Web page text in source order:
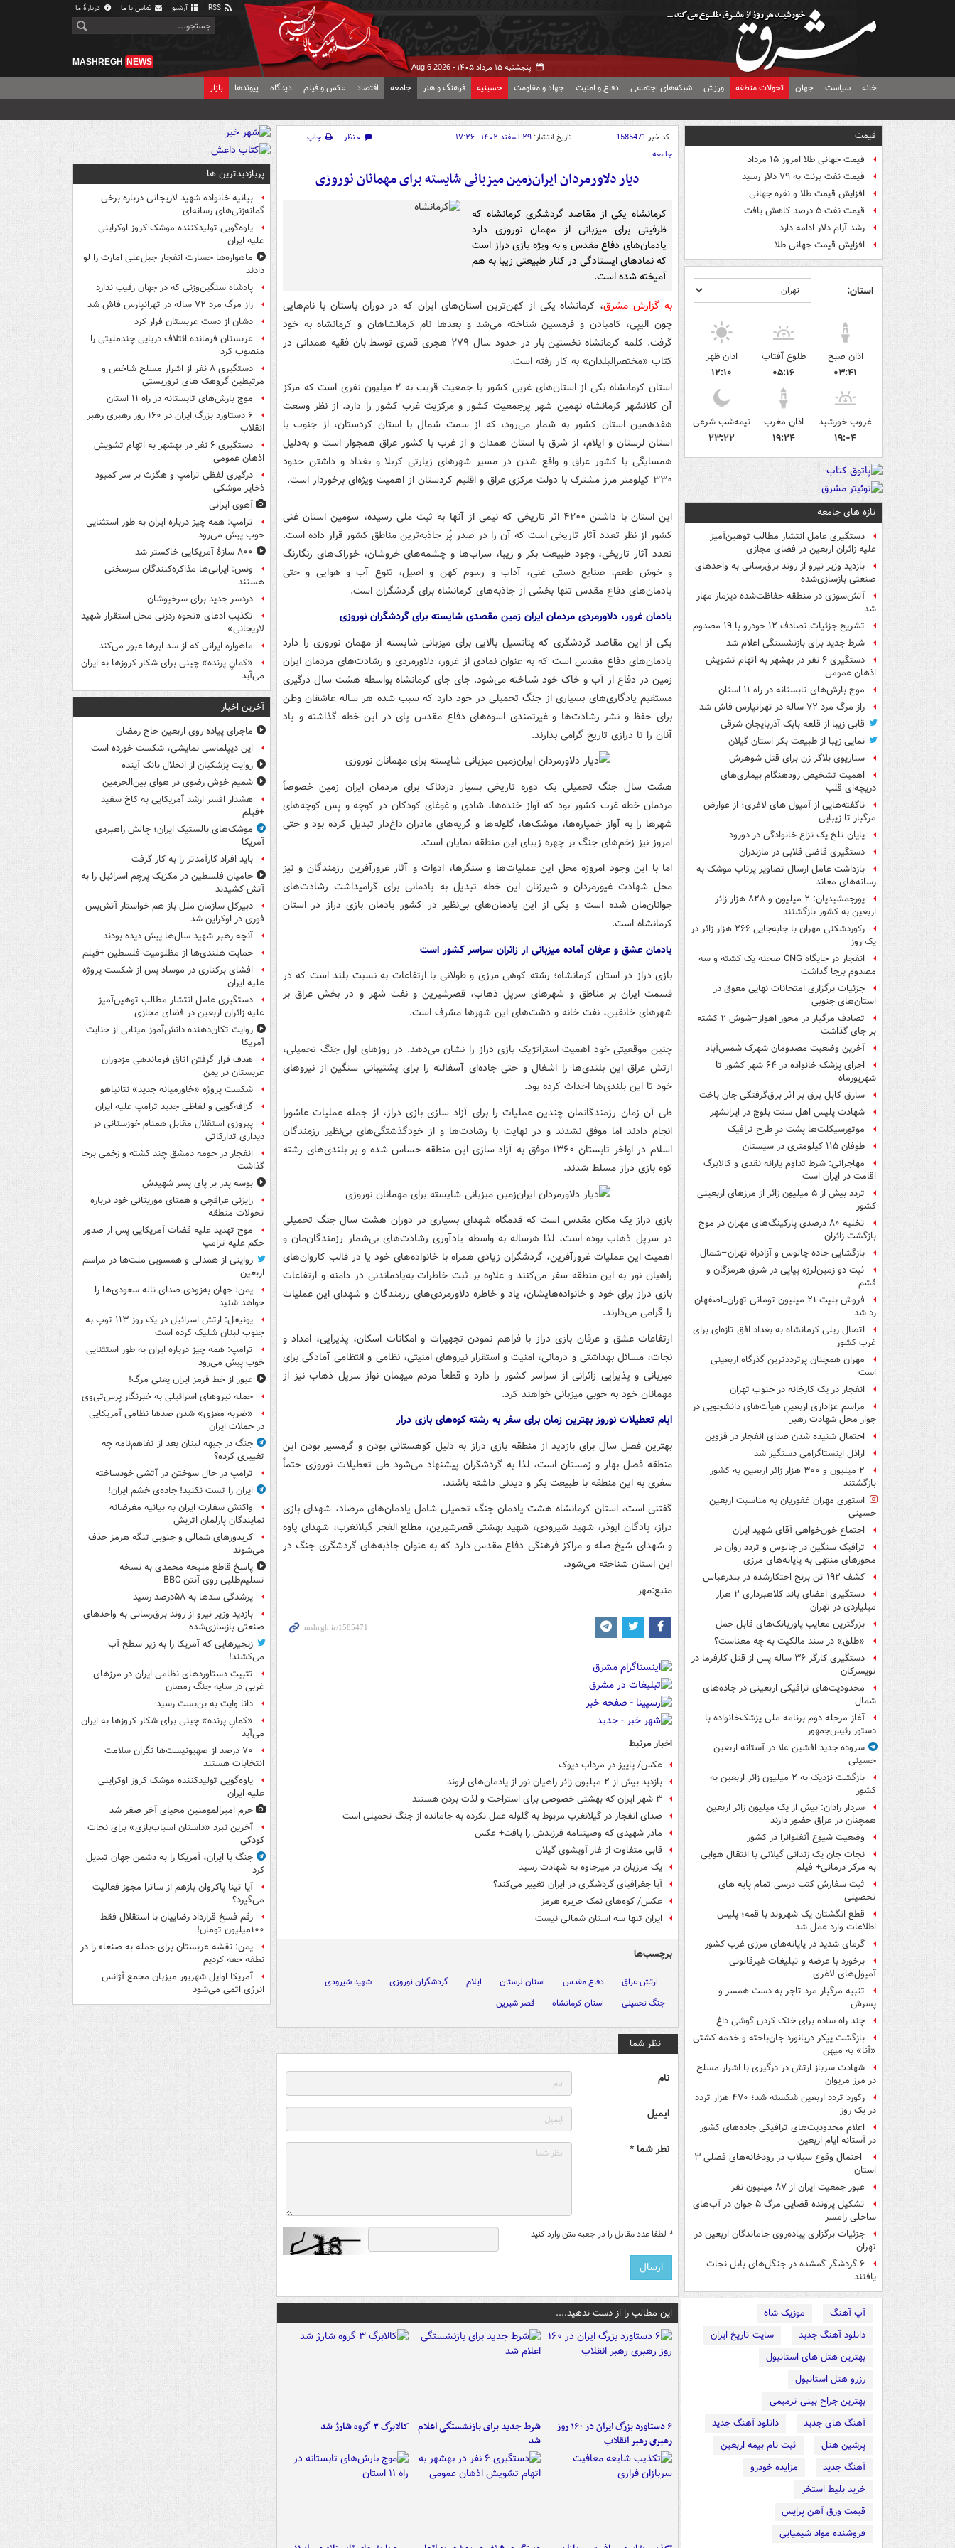
آرشیو تماس با ما دربارهٔ ما
پنجشنبه ۱۵ مرداد ۱۴۰۵ - Aug 6 2026
MASHREGH NEWS
خانه سیاست جهان تحولات منطقه ورزش شبکه‌های اجتماعی دفاع و امنیت جهاد و مقاومت حسینیه فرهنگ و هنر جامعه اقتصاد عکس و فیلم دیدگاه پیوندها بازار
قیمت
قیمت جهانی طلا امروز ۱۵ مرداد
قیمت نفت برنت به ۷۹ دلار رسید
افزایش قیمت طلا و نقره جهانی
قیمت نفت ۵ درصد کاهش یافت
رشد آرام دلار ادامه دارد
افزایش قیمت جهانی طلا
استان:
اذان صبح
۰۳:۴۱
طلوع آفتاب
۰۵:۱۶
اذان ظهر
۱۲:۱۰
غروب خورشید
۱۹:۰۴
اذان مغرب
۱۹:۲۴
نیمه‌شب شرعی
۲۳:۲۲
تازه های جامعه
دستگیری عامل انتشار مطالب توهین‌آمیز
علیه زائران اربعین در فضای مجازی
بازدید وزیر نیرو از روند برق‌رسانی به واحدهای
صنعتی بازسازی‌شده
آتش‌سوزی در منطقه حفاظت‌شده دیزمار مهار
شد
تشریح جزئیات تصادف ۱۲ خودرو با ۱۹ مصدوم
شرط جدید برای بازنشستگی اعلام شد
دستگیری ۶ نفر در بهشهر به اتهام تشویش
اذهان عمومی
موج بارش‌های تابستانه در راه ۱۱ استان
راز مرگ مرد ۷۲ ساله در تهرانپارس فاش شد
قابی زیبا از قلعه بابک آذربایجان شرقی
نمایی زیبا از طبیعت بکر استان گیلان
سناریوی بلاگر زن برای قتل شوهرش
اهمیت تشخیص زودهنگام بیماری‌های
دریچه‌ای قلب
ناگفته‌هایی از آمپول های لاغری؛ از عوارض
مرگبار تا زیبایی
پایان تلخ یک نزاع خانوادگی در دورود
دستگیری قاضی قلابی در مازندران
بازداشت عامل ارسال تصاویر پرتاب موشک به
رسانه‌های معاند
پورجمشیدیان: ۲ میلیون و ۸۲۸ هزار زائر
اربعین به کشور بازگشتند
رکوردشکنی مهران با جابه‌جایی ۲۶۶ هزار زائر در
یک روز
انفجار در جایگاه CNG صحنه یک کشته و سه
مصدوم برجا گذاشت
جزئیات برگزاری امتحانات نهایی معوق در
استان‌های جنوبی
تصادف مرگبار در محور اهواز–شوش ۲ کشته
بر جای گذاشت
آخرین وضعیت مصدومان شهرک شمس‌آباد
اجرای پزشک خانواده در ۶۴ شهر کشور تا
شهریورماه
سارق کابل برق بر اثر برق‌گرفتگی جان باخت
شهادت پلیس اهل سنت بلوچ در ایرانشهر
موتورسیکلت‌ها پشت درِ طرح ترافیک
طوفان ۱۱۵ کیلومتری در سیستان
مهاجرانی: شرط تداوم یارانه نقدی و کالابرگ
اقامت در ایران است
تردد بیش از ۵ میلیون زائر از مرزهای اربعینی
کشور
تخلیه ۸۰ درصدی پارکینگ‌های مهران در موج
بازگشت زائران
بازگشایی جاده چالوس و آزادراه تهران–شمال
ثبت دو زمین‌لرزه پیاپی در شرق هرمزگان و
قشم
فروش بلیت ۲۱ میلیون تومانی تهران_اصفهان
رد شد
اتصال ریلی کرمانشاه به بغداد افق تازه‌ای برای
غرب کشور
مهران همچنان پرترددترین گذرگاه اربعینی
است
انفجار در یک کارخانه در جنوب تهران
مراسم عزاداری اربعینِ هیأت‌های دانشجویی در
جوار محل شهادت رهبر
احتمال شنیده شدن صدای انفجار در قزوین
اراذل اینستاگرامی دستگیر شد
۲ میلیون و ۳۰۰ هزار زائر اربعین به کشور
بازگشتند
استوری مهران غفوریان به مناسبت اربعین
حسینی
اجتماع خون‌خواهی آقای شهید ایران
ترافیک سنگین در چالوس و تردد روان در
محورهای منتهی به پایانه‌های مرزی
کشف ۱۹۲ تن برنج احتکارشده در بندرعباس
دستگیری اعضای باند کلاهبرداری ۲ هزار
میلیاردی در تهران
بزرگترین معایب پاوربانک‌های قابل حمل
«طلق» در سند مالکیت به چه معناست؟
دستگیری کارگر ۳۶ ساله پس از قتل کارفرما در
تویسرکان
محدودیت‌های ترافیکی اربعینی در جاده‌های
شمال‌
آغاز مرحله دوم برنامه ملی پزشک‌خانواده با
دستور رئیس‌جمهور
سروده جدید افشین علا در آستانه اربعین
حسینی
بازگشت نزدیک به ۲ میلیون زائر اربعین به
کشور
سردار رادان: بیش از یک میلیون زائر اربعین
همچنان در عراق حضور دارند
وضعیت شیوع آنفلوانزا در کشور
نجات جان یک زندانی گیلانی با انتقال هوایی
به مرکز درمانی+ فیلم
ثبت سفارش کتب درسی تمام پایه های
تحصیلی
قطع انگشتان یک شهروند با قمه؛ پلیس
اطلاعات وارد عمل شد
گرمای شدید در پایانه‌های مرزی غرب کشور
برخورد با عرضه و تبلیغات غیرقانونی
آمپول‌های لاغری
تنبیه مرگبار مرد تاجر به دست همسر و
پسرش
چند راه‌ ساده برای خنک کردن گوشی داغ
بازگشت پیکر دریانورد جان‌باخته و خدمه کشتی
«آنا» به میهن
شهادت سرباز ارتش در درگیری با اشرار مسلح
در مرز مریوان
رکورد تردد اربعین شکسته شد؛ ۴۷۰ هزار تردد
در یک روز
اعلام محدودیت‌های ترافیکی جاده‌های کشور
در آستانه ایام اربعین
احتمال وقوع سیلاب در رودخانه‌های فصلی ۳
استان
عبور جمعیت ایران از ۸۷ میلیون نفر
تشکیل پرونده قضایی مرگ ۵ جوان در آب‌های
ساحلی رامسر
جزئیات برگزاری پیاده‌روی جاماندگان اربعین در
تهران
۶ گردشگر گمشده در جنگل‌های بابل نجات
یافتند
آپ آهنگ
موزیک شاه
دانلود آهنگ جدید
سایت تاریخ ایران
بهترین هتل های استانبول
رزرو هتل استانبول
بهترین جراح بینی ترمیمی
آهنگ های جدید
دانلود آهنگ جدید
پرشین هتل
ثبت نام بیمه اربعین
آهنگ جدید
مزایده خودرو
خرید بلیط استخر
قیمت ورق آهن پرایس
فروشنده مواد شیمیایی
کد خبر 1585471 تاریخ انتشار: ۲۹ اسفند ۱۴۰۲ - ۱۷:۲۶ ۰ نظر
چاپ
جامعه
دیار دلاورمردان ایران‌زمین میزبانی شایسته برای مهمانان نوروزی
کرمانشاه یکی از مقاصد گردشگری کرمانشاه که
ظرفیتی برای میزبانی از مهمان نوروزی دارد
یادمان‌های دفاع مقدس و به ویژه بازی دراز است
که نمادهای ایستادگی در کنار طبیعتی زیبا به هم
آمیخته شده است.
به گزارش مشرق، کرمانشاه یکی از کهن‌ترین استان‌های ایران که در دوران باستان با نام‌هایی
چون الیپی، کامبادن و قرمسین شناخته می‌شد و بعدها نام کرمانشاهان و کرمانشاه به خود
گرفت. کلمه کرمانشاه نخستین بار در حدود سال ۲۷۹ هجری قمری توسط بان فقیه همدانی در
کتاب «مختصرالبلدان» به کار رفته است.
استان کرمانشاه یکی از استان‌های غربی کشور با جمعیت قریب به ۲ میلیون نفری است که مرکز
آن کلانشهر کرمانشاه نهمین شهر پرجمعیت کشور و مرکزیت غرب کشور را دارد. از نظر وسعت
هفدهمین استان کشور به شمار می‌رود، که از سمت شمال با استان کردستان، از جنوب با
استان لرستان و ایلام، از شرق با استان همدان و از غرب با کشور عراق همجوار است و به‌دلیل
همسایگی با کشور عراق و واقع شدن در مسیر شهرهای زیارتی کربلا و بغداد و داشتن حدود
۳۳۰ کیلومتر مرز مشترک با دولت مرکزی عراق و اقلیم کردستان از اهمیت ویژه‌ای برخوردار است.
این استان با داشتن ۴۲۰۰ اثر تاریخی که نیمی از آنها به ثبت ملی رسیده، سومین استان غنی
کشور از نظر تعدد آثار تاریخی است که آن را در صدر پُر جاذبه‌ترین مناطق کشور قرار داده است.
تعدد آثار تاریخی، وجود طبیعت بکر و زیبا، سراب‌ها و چشمه‌های خروشان، خوراک‌های رنگارنگ
و خوش طعم، صنایع دستی غنی، آداب و رسوم کهن و اصیل، تنوع آب و هوایی و حتی
یادمان‌های دفاع مقدس تنها بخشی از جاذبه‌های کرمانشاه برای گردشگران است.
یادمان غرور، دلاورمردی مردمان ایران زمین مقصدی شایسته برای گردشگران نوروزی
یکی از این مقاصد گردشگری که پتانسیل بالایی برای میزبانی شایسته از مهمان نوروزی را دارد
یادمان‌های دفاع مقدس است که به عنوان نمادی از غرور، دلاورمردی و رشادت‌های مردمان ایران
زمین در دفاع از آب و خاک خود شناخته می‌شود. جای جای کرمانشاه بواسطه هشت سال درگیری
مستقیم یادگاری‌های بسیاری از جنگ تحمیلی در خود دارد که سبب شده هر ساله عاشقان وطن
برای حفظ و نشر رشادت‌ها و غیرتمندی اسوه‌های دفاع مقدس پای در این خطه گذاشته و یاد
آنان را تا درازی تاریخ گرامی بدارند.
هشت سال جنگ تحمیلی یک دوره تاریخی بسیار دردناک برای مردمان ایران زمین خصوصاً
مردمان خطهغرب کشور بود که آواز خنده‌ها، شادی و غوغای کودکان در کوچه و پس کوچه‌های
شهرها را به آواز خمپاره‌ها، موشک‌ها، گلوله‌ها و گریه‌های مادران داغ‌دار تبدیل کرده بود و حتی
امروز نیز زخم‌های جنگ بر چهره زیبای این منطقه نمایان است.
اما با این وجود امروزه محل این عملیات‌ها و سنگرها، ادوات و آثار غرورآفرین رزمندگان و نیز
محل شهادت غیورمردان و شیرزنان این خطه تبدیل به یادمانی برای گرامیداشت رشادت‌های
جوانان‌مان شده است و یکی از این یادمان‌های بی‌نظیر در کشور یادمان بازی دراز در استان
کرمانشاه است.
یادمان عشق و عرفان آماده میزبانی از زائران سراسر کشور است
بازی دراز در استان کرمانشاه؛ رشته کوهی مرزی و طولانی با ارتفاعات به نسبت بلند است که در
قسمت ایران بر مناطق و شهرهای سرپل ذهاب، قصرشیرین و نفت شهر و در بخش عراق بر
شهرهای خانقین، نفت خانه و دشت‌های این شهرها مشرف است.
چنین موقعیتی خود اهمیت استراتژیک بازی دراز را نشان می‌دهد. در روزهای اول جنگ تحمیلی،
ارتش عراق این بلندی‌ها را اشغال و حتی جاده‌ای آسفالته را برای پشتیبانی سنگین از نیروهای
خود تا این بلندی‌ها احداث کرده بود.
طی آن زمان رزمندگانمان چندین عملیات را برای آزاد سازی بازی دراز، از جمله عملیات عاشورا
انجام دادند اما موفق نشدند و در نهایت با رشادت‌ها و از خودگذشتگی‌های بی‌نظیر رزمندگان
اسلام در اواخر تابستان ۱۳۶۰ موفق به آزاد سازی این منطقه حساس شده و بر بلندی‌های رشته
کوه بازی دراز مسلط شدند.
بازی دراز یک مکان مقدس است که قدمگاه شهدای بسیاری در دوران هشت سال جنگ تحمیلی
در سرپل ذهاب بوده است، لذا هرساله به واسطه یادآوری رشادت‌های بی‌شمار رزمندگان‌مان و
اهمیت این عملیات غرورآفرین، گردشگران زیادی همراه با خانواده‌های خود یا در قالب کاروان‌های
راهیان نور به این منطقه سفر می‌کنند و علاوه بر ثبت خاطرات به‌یادماندنی در دامنه و ارتفاعات
بازی دراز برای خود و خانواده‌هایشان، یاد و خاطره دلاورمردی‌های رزمندگان و شهدای این عملیات
را گرامی می‌دارند.
ارتفاعات عشق و عرفان بازی دراز با فراهم نمودن تجهیزات و امکانات اسکان، پذیرایی، امداد و
نجات، مسائل بهداشتی و درمانی، امنیت و استقرار نیروهای امنیتی، نظامی و انتظامی آمادگی برای
میزبانی و پذیرایی زائرانی از سراسر کشور را دارد و قطعاً مردم میهمان نواز سرپل ذهاب نیز از
مهمانان خود به خوبی میزبانی خواهند کرد.
ایام تعطیلات نوروز بهترین زمان برای سفر به رشته کوه‌های بازی دراز
بهترین فصل سال برای بازدید از منطقه بازی دراز به دلیل کوهستانی بودن و گرمسیر بودن این
منطقه فصل بهار و زمستان است، لذا به گردشگران پیشنهاد می‌شود طی تعطیلات نوروزی حتماً
سفری به این منطقه با طبیعت بکر و دیدنی داشته باشند.
گفتنی است، استان کرمانشاه هشت یادمان جنگ تحمیلی شامل یادمان‌های مرصاد، شهدای بازی
دراز، پادگان ابوذر، شهید شیرودی، شهید بهشتی قصرشیرین، مطلع الفجر گیلانغرب، شهدای پاوه
و شهدای شیخ صله و مراکز فرهنگی دفاع مقدس دارد که به عنوان جاذبه‌های گردشگری جنگ در
این استان شناخته می‌شود.
منبع:مهر
اخبار مرتبط
عکس/ پاییز در مرداب دیوک
بازدید بیش از ۲ میلیون زائر راهیان نور از یادمان‌های اروند
۳ شهر ایران که بهشتی خصوصی برای استراحت و لذت بردن هستند
صدای انفجار در گیلانغرب مربوط به گلوله عمل نکرده به جامانده از جنگ تحمیلی است
مادر شهیدی که وصیتنامه فرزندش را بافت+ عکس
قابی متفاوت از غار آویشوی گیلان
یک مرزبان در میرجاوه به شهادت رسید
آیا جغرافیای گردشگری در ایران تغییر می‌کند؟
عکس/ کوه‌های نمک جزیره هرمز
ایران تنها سه استان شمالی نیست
برچسب‌ها
ارتش عراق دفاع مقدس استان لرستان ایلام گردشگران نوروزی
شهید شیرودی
جنگ تحمیلی
استان کرمانشاه قصر شیرین
نظر شما
نام
ایمیل
نظر شما *
* لطفا عدد مقابل را در جعبه متن وارد کنید
این مطالب را از دست ندهید....
۶ دستاورد بزرگ ایران در ۱۶۰ روز
رهبری رهبر انقلاب
شرط جدید برای بازنشستگی اعلام
شد
کالابرگ ۳ گروه شارژ شد
پربازدیدترین ها
بیانیه خانواده شهید لاریجانی درباره برخی
گمانه‌زنی‌های رسانه‌ای
یاوه‌گویی تولیدکننده موشک کروز اوکراینی
علیه ایران
ماهواره‌ها خسارت انفجار جبل‌علی امارت را لو
دادند
پادشاه سنگین‌وزنی که در جهان رقیب ندارد
راز مرگ مرد ۷۲ ساله در تهرانپارس فاش شد
دشان از دست عربستان فرار کرد
عربستان فرمانده ائتلاف دریایی چندملیتی را
منصوب کرد
دستگیری ۸ نفر از اشرار مسلح شاخص و
مرتبطین گروهک های تروریستی
موج بارش‌های تابستانه در راه ۱۱ استان
۶ دستاورد بزرگ ایران در ۱۶۰ روز رهبری رهبر
انقلاب
دستگیری ۶ نفر در بهشهر به اتهام تشویش
اذهان عمومی
درگیری لفظی ترامپ و هگزث بر سر کمبود
ذخایر موشکی
آهوی ایرانی
ترامپ: همه چیز درباره ایران به طور استثنایی
خوب پیش می‌رود
۸۰۰ سازۀ آمریکایی خاکستر شد
ونس: ایرانی‌ها مذاکره‌کنندگان سرسختی
هستند
دردسر جدید برای سرخپوشان
تکذیب ادعای «نحوه ردزنی محل استقرار شهید
لاریجانی»
ماهواره ایرانی که از سد ابرها عبور می‌کند
«کمانِ پرنده» چینی برای شکار کروزها به ایران
می‌آید
آخرین اخبار
ماجرای پیاده روی اربعین حاج رمضان
این دیپلماسی نمایشی، شکست خورده است
روایت پزشکیان از انحلال بانک آینده
شمیم خوش رضوی در هوای بین‌الحرمین
هشدار افسر ارشد آمریکایی به کاخ سفید
+فیلم
موشک‌های بالستیک ایران؛ چالش راهبردی
آمریکا
باید افراد کارآمدتر را به کار گرفت
حامیان فلسطین در مکزیک پرچم اسرائیل را به
آتش کشیدند
دبیرکل سازمان ملل باز هم خواستار آتش‌بس
فوری در اوکراین شد
آنچه رهبر شهید سال‌ها پیش دیده بودند
حمایت هلندی‌ها از مظلومیت فلسطین +فیلم
افشای برکناری در موساد پس از شکست پروژه
علیه ایران
دستگیری عامل انتشار مطالب توهین‌آمیز
علیه زائران اربعین در فضای مجازی
روایت تکان‌دهنده دانش‌آموز مینابی از جنایت
آمریکا
هدف قرار گرفتن اتاق‌ فرماندهی مزدوران
عربستان در یمن
شکست پروژه «خاورمیانه جدید» نتانیاهو
گزافه‌گویی و لفاظی جدید ترامپ علیه ایران
پیروزی استقلال مقابل همنام خوزستانی در
دیداری تدارکاتی
انفجار در حومه دمشق چند کشته و زخمی برجا
گذاشت
بوسه‌ پدر بر پای پسر شهیدش
رایزنی عراقچی و همتای موریتانی خود درباره
تحولات منطقه
موج تهدید علیه قضات آمریکایی پس از صدور
حکم علیه ترامپ
روایتی از همدلی و همسویی ملت‌ها در مراسم
اربعین
یمن: جهان به‌زودی صدای ناله سعودی‌ها را
خواهد شنید
یونیفل: ارتش اسرائیل در یک روز ۱۱۳ توپ به
جنوب لبنان شلیک کرده است
ترامپ: همه چیز درباره ایران به طور استثنایی
خوب پیش می‌رود
عبور از خط قرمز ایران یعنی مرگ!
حمله نیروهای اسرائیلی به خبرنگار پرس‌تی‌وی
«ضربه مغزی» شدن صدها نظامی آمریکایی
در حملات ایران
جنگ در جبهه لبنان بعد از تفاهم‌نامه چه
تغییری کرده؟
ترامپ در حال سوختن در آتشی خودساخته
ایران را تست نکنید! جاده‌ی خشم ایران!
واکنش سفارت ایران به بیانیه مغرضانه
نمایندگان پارلمان اتریش
کریدورهای شمالی و جنوبی تنگه هرمز حذف
می‌شوند
پاسخ قاطع ملیحه محمدی به نسخه
تسلیم‌طلبی روی آنتن BBC
پرشدگی سدها به ۵۸درصد رسید
بازدید وزیر نیرو از روند برق‌رسانی به واحدهای
صنعتی بازسازی‌شده
زنجیرهایی که آمریکا را به زیر سطح آب
می‌کشند!
تثبیت دستاوردهای نظامی ایران در مرزهای
غربی در سایه جنگ رمضان
دانا وایت به بن‌بست رسید
«کمانِ پرنده» چینی برای شکار کروزها به ایران
می‌آید
۷۰ درصد از صهیونیست‌ها نگران سلامت
انتخابات هستند
یاوه‌گویی تولیدکننده موشک کروز اوکراینی
علیه ایران
حرم امیرالمومنین محیای آخر صفر شد
آخرین نبرد «داستان اسباب‌بازی» برای نجات
کودکی
جنگ با ایران، آمریکا را به دشمن جهان تبدیل
کرد
آیا تینا پاکروان بازهم از ساترا مجوز فعالیت
می‌گیرد؟
رقم فسخ قرارداد رضاییان با استقلال فقط
۱۰۰میلیون تومان!
یمن: نقشه عربستان برای حمله به صنعاء را در
نطفه خفه کردیم
آمریکا اوایل شهریور میزبان مجمع آژانس
انرژی اتمی می‌شود